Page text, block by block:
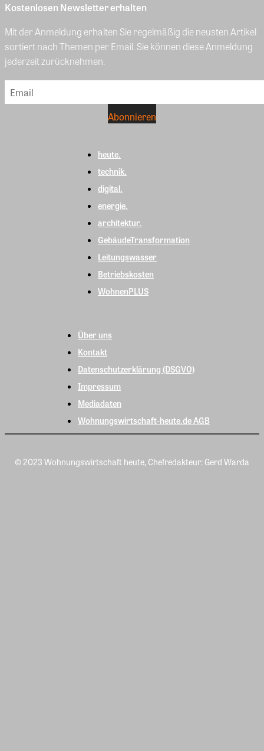
Kostenlosen Newsletter erhalten
Mit der Anmeldung erhalten Sie regelmäßig die neusten Artikel
sortiert nach Themen per Email. Sie können diese Anmeldung
jederzeit zurücknehmen.
heute.
technik.
digital.
energie.
architektur.
GebäudeTransformation
Leitungswasser
Betriebskosten
WohnenPLUS
Über uns
Kontakt
Datenschutzerklärung (DSGVO)
Impressum
Mediadaten
Wohnungswirtschaft-heute.de AGB
© 2023 Wohnungswirtschaft heute, Chefredakteur: Gerd Warda